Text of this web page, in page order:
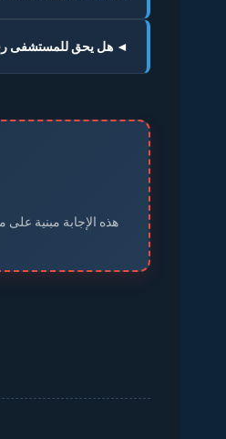
◄ هل يحق للمستشفى رفع
هذه الإجابة مبنية على